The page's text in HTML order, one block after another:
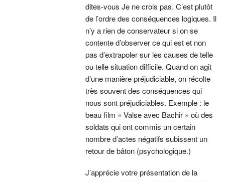
dites-vous Je ne crois pas. C’est plutôt
de l’ordre des conséquences logiques. Il
n’y a rien de conservateur si on se
contente d’observer ce qui est et non
pas d’extrapoler sur les causes de telle
ou telle situation difficile. Quand on agit
d’une manière préjudiciable, on récolte
très souvent des conséquences qui
nous sont préjudiciables. Exemple : le
beau film « Valse avec Bachir » où des
soldats qui ont commis un certain
nombre d’actes négatifs subissent un
retour de bâton (psychologique.)
J’apprécie votre présentation de la